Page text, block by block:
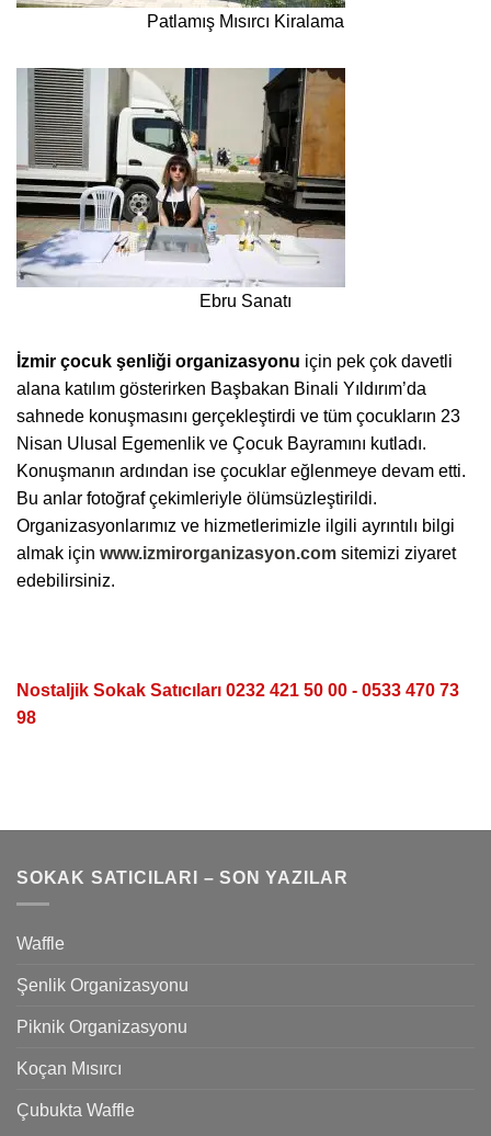
Patlamış Mısırcı Kiralama
Ebru Sanatı
İzmir çocuk şenliği organizasyonu için pek çok davetli
alana katılım gösterirken Başbakan Binali Yıldırım’da
sahnede konuşmasını gerçekleştirdi ve tüm çocukların 23
Nisan Ulusal Egemenlik ve Çocuk Bayramını kutladı.
Konuşmanın ardından ise çocuklar eğlenmeye devam etti.
Bu anlar fotoğraf çekimleriyle ölümsüzleştirildi.
Organizasyonlarımız ve hizmetlerimizle ilgili ayrıntılı bilgi
almak için www.izmirorganizasyon.com sitemizi ziyaret
edebilirsiniz.
Nostaljik Sokak Satıcıları 0232 421 50 00 - 0533 470 73
98
SOKAK SATICILARI – SON YAZILAR
Waffle
Şenlik Organizasyonu
Piknik Organizasyonu
Koçan Mısırcı
Çubukta Waffle